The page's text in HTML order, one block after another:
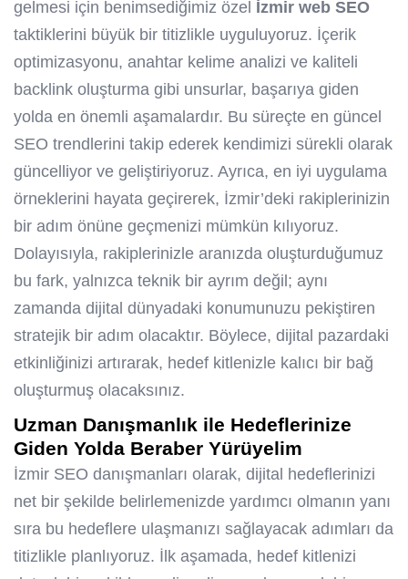
gelmesi için benimsediğimiz özel İzmir web SEO
taktiklerini büyük bir titizlikle uyguluyoruz. İçerik
optimizasyonu, anahtar kelime analizi ve kaliteli
backlink oluşturma gibi unsurlar, başarıya giden
yolda en önemli aşamalardır. Bu süreçte en güncel
SEO trendlerini takip ederek kendimizi sürekli olarak
güncelliyor ve geliştiriyoruz. Ayrıca, en iyi uygulama
örneklerini hayata geçirerek, İzmir’deki rakiplerinizin
bir adım önüne geçmenizi mümkün kılıyoruz.
Dolayısıyla, rakiplerinizle aranızda oluşturduğumuz
bu fark, yalnızca teknik bir ayrım değil; aynı
zamanda dijital dünyadaki konumunuzu pekiştiren
stratejik bir adım olacaktır. Böylece, dijital pazardaki
etkinliğinizi artırarak, hedef kitlenizle kalıcı bir bağ
oluşturmuş olacaksınız.
Uzman Danışmanlık ile Hedeflerinize
Giden Yolda Beraber Yürüyelim
İzmir SEO danışmanları olarak, dijital hedeflerinizi
net bir şekilde belirlemenizde yardımcı olmanın yanı
sıra bu hedeflere ulaşmanızı sağlayacak adımları da
titizlikle planlıyoruz. İlk aşamada, hedef kitlenizi